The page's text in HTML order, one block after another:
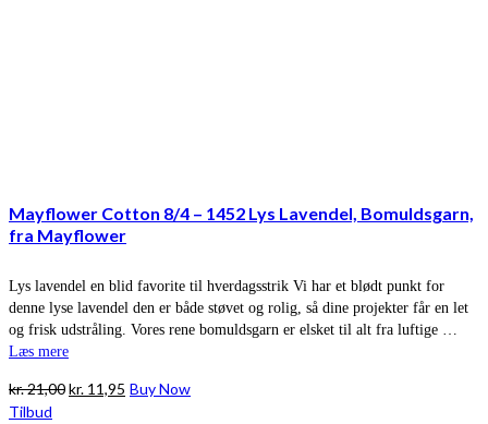
Mayflower Cotton 8/4 – 1452 Lys Lavendel, Bomuldsgarn,
fra Mayflower
Lys lavendel en blid favorite til hverdagsstrik Vi har et blødt punkt for
denne lyse lavendel den er både støvet og rolig, så dine projekter får en let
og frisk udstråling. Vores rene bomuldsgarn er elsket til alt fra luftige …
Læs mere
kr.21,00Den
kr. 11,95 Den
Buy Now
Tilbud